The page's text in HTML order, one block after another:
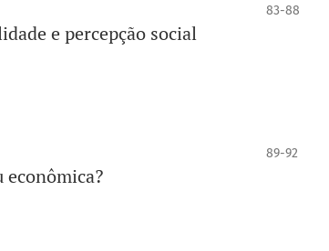
83-88
e percepção social
89-92